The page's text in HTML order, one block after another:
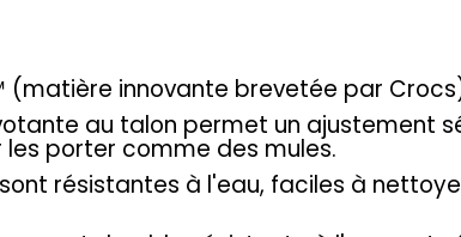
(matière innovante brevetée par
au talon permet un ajustement
porter comme des mules.
résistantes à l'eau, faciles à